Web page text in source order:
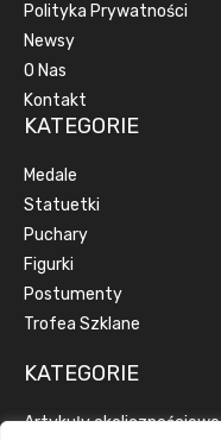
Polityka Prywatności
Newsy
O Nas
Kontakt
KATEGORIE
Medale
Statuetki
Puchary
Figurki
Postumenty
Trofea Szklane
KATEGORIE
Artykuły okolicznościowe